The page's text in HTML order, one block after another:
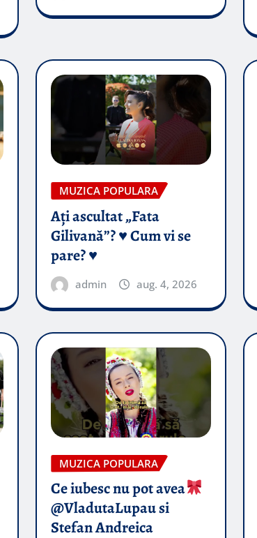
MUZICA POPULARA
Ați ascultat „Fata
Gilivană”? ♥️ Cum vi se
pare? ♥️
admin aug. 4, 2026
MUZICA POPULARA
Ce iubesc nu pot avea
@VladutaLupau si
Stefan Andreica